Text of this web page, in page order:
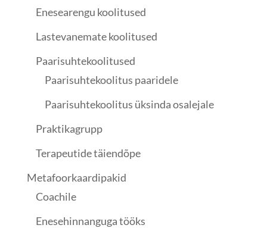
Enesearengu koolitused
Lastevanemate koolitused
Paarisuhtekoolitused
Paarisuhtekoolitus paaridele
Paarisuhtekoolitus üksinda osalejale
Praktikagrupp
Terapeutide täiendõpe
Metafoorkaardipakid
Coachile
Enesehinnanguga tööks